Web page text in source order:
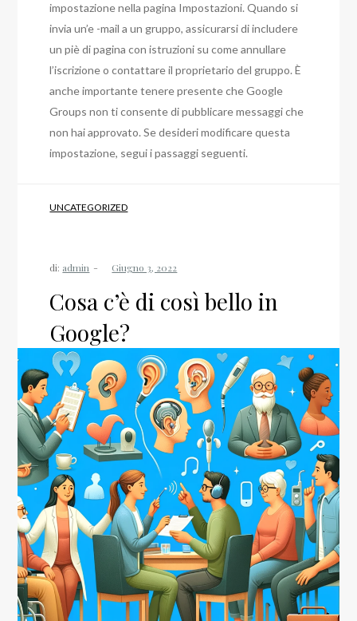
impostazione nella pagina Impostazioni. Quando si
invia un’e -mail a un gruppo, assicurarsi di includere
un piè di pagina con istruzioni su come annullare
l’iscrizione o contattare il proprietario del gruppo. È
anche importante tenere presente che Google
Groups non ti consente di pubblicare messaggi che
non hai approvato. Se desideri modificare questa
impostazione, segui i passaggi seguenti.
UNCATEGORIZED
di: admin
Cosa c’è di così bello in
Google?